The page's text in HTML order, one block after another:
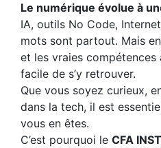
Le numérique évolue à
IA, outils No Code,
mots sont partout. Mais
et les vraies
facile de s’y retrouver.
Que vous soyez curieux,
dans la tech, il est
vous en êtes.
C’est pourquoi le CFA